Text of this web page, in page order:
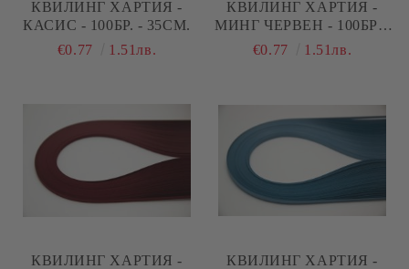
КВИЛИНГ ХАРТИЯ -
КАСИС - 100БР. - 35СМ.
€0.77
1.51лв.
КВИЛИНГ ХАРТИЯ -
МИНГ ЧЕРВЕН - 100БР. -
35СМ.
€0.77 1.51лв.
КВИЛИНГ ХАРТИЯ -
КВИЛИНГ ХАРТИЯ -